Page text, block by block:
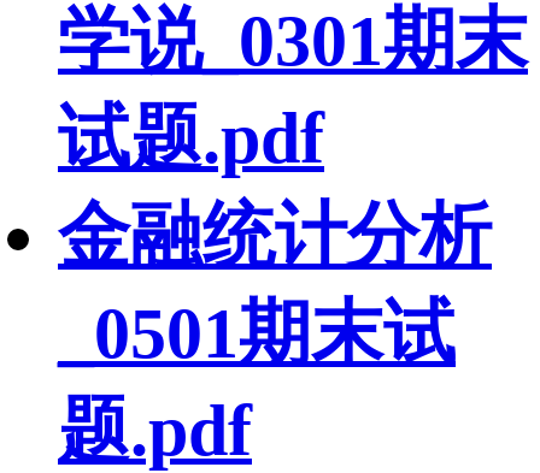
学说_0301期末
试题.pdf
金融统计分析
_0501期末试
题.pdf